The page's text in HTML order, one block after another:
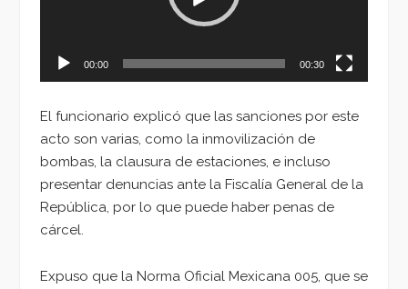
00:00 00:30
El funcionario explicó que las sanciones por este
acto son varias, como la inmovilización de
bombas, la clausura de estaciones, e incluso
presentar denuncias ante la Fiscalía General de la
República, por lo que puede haber penas de
cárcel.
Expuso que la Norma Oficial Mexicana 005, que se